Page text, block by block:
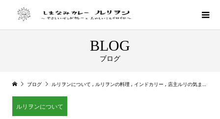
BLOG
ブログ
ブログ ルリヲンについて , ルリヲンの料理 , インドカリー , 店主ルリの気まぐれカレー
ルリヲンについて